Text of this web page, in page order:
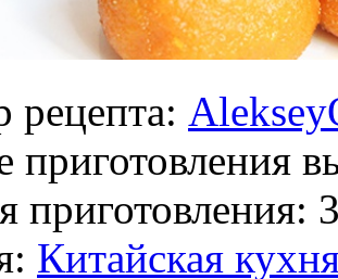
рецепта:
приготовления
приготовления:
Китайская